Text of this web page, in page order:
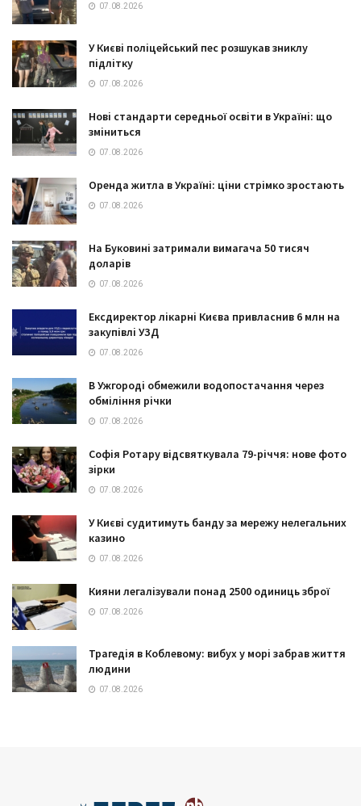
07.08.2026
У Києві поліцейський пес розшукав зниклу
підлітку
07.08.2026
Нові стандарти середньої освіти в Україні: що
зміниться
07.08.2026
Оренда житла в Україні: ціни стрімко зростають
07.08.2026
На Буковині затримали вимагача 50 тисяч
доларів
07.08.2026
Ексдиректор лікарні Києва привласнив 6 млн на
закупівлі УЗД
07.08.2026
В Ужгороді обмежили водопостачання через
обміління річки
07.08.2026
Софія Ротару відсвяткувала 79-річчя: нове фото
зірки
07.08.2026
У Києві судитимуть банду за мережу нелегальних
казино
07.08.2026
Кияни легалізували понад 2500 одиниць зброї
07.08.2026
Трагедія в Коблевому: вибух у морі забрав життя
людини
07.08.2026